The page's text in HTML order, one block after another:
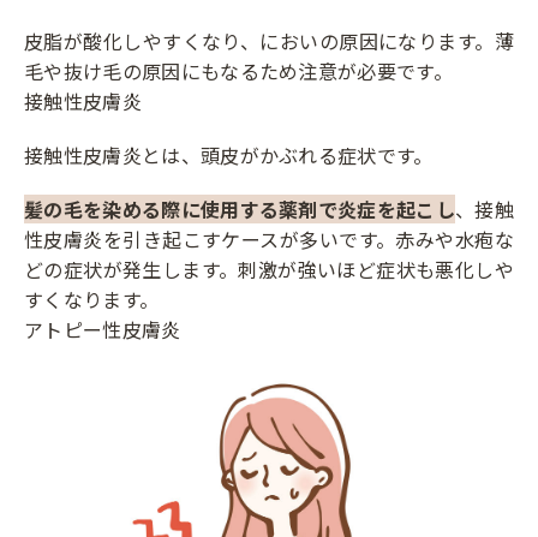
皮脂が酸化しやすくなり、においの原因になります。薄
毛や抜け毛の原因にもなるため注意が必要です。
接触性皮膚炎
接触性皮膚炎とは、頭皮がかぶれる症状です。
髪の毛を染める際に使用する薬剤で炎症を起こし、接触
性皮膚炎を引き起こすケースが多いです。赤みや水疱な
どの症状が発生します。刺激が強いほど症状も悪化しや
すくなります。
アトピー性皮膚炎